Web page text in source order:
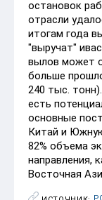
остановок
отрасли
итогам года
"выручат"
вылов может
больше
240 тыс.
есть
основные
Китай и
82% объема
направления,
Восточная